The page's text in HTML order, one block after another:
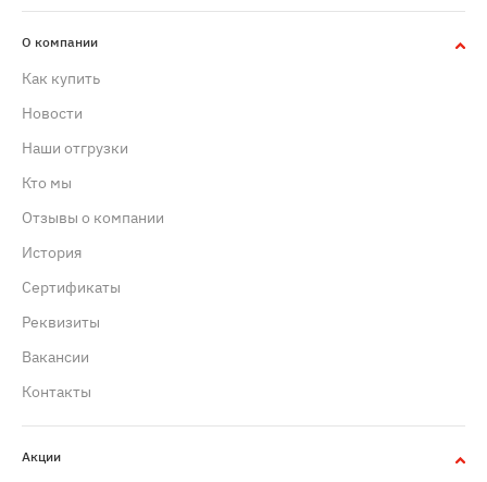
О компании
Как купить
Новости
Наши отгрузки
Кто мы
Отзывы о компании
История
Сертификаты
Реквизиты
Вакансии
Контакты
Акции